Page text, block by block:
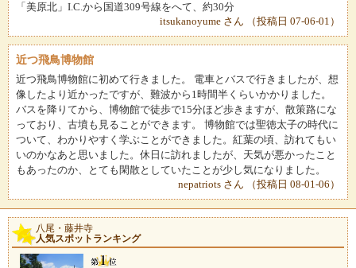
「美原北」I.C.から国道309号線をへて、約30分
itsukanoyume さん （投稿日 07-06-01）
近つ飛鳥博物館
近つ飛鳥博物館に初めて行きました。 電車とバスで行きましたが、想
像したより近かったですが、難波から1時間半くらいかかりました。
バスを降りてから、博物館で徒歩で15分ほど歩きますが、散策路にな
っており、古墳も見ることができます。 博物館では聖徳太子の時代に
ついて、わかりやすく学ぶことができました。紅葉の頃、訪れてもい
いのかなあと思いました。休日に訪れましたが、天気が悪かったこと
もあったのか、とても閑散としていたことが少し気になりました。
nepatriots さん （投稿日 08-01-06）
八尾・藤井寺
人気スポットランキング